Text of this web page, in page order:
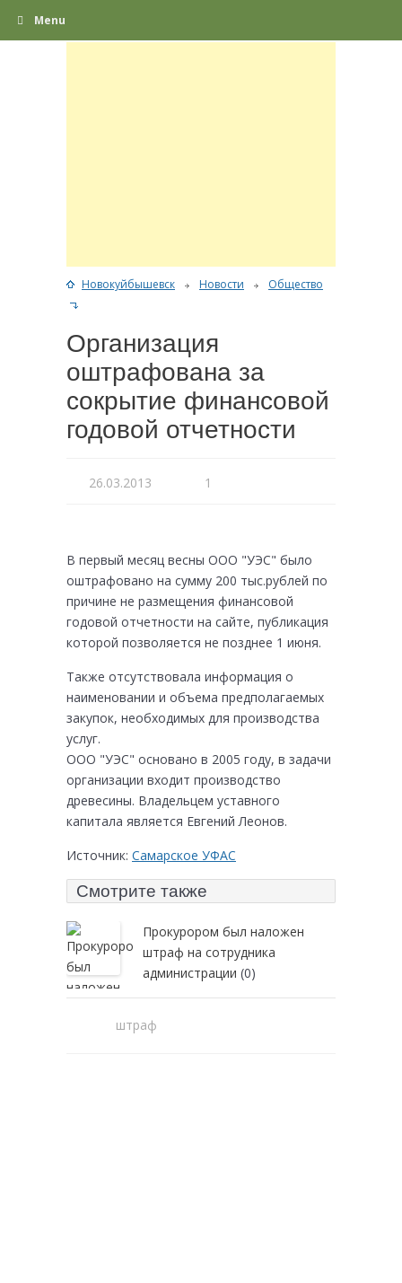
Menu
Новокуйбышевск Новости Общество
Организация
оштрафована за
сокрытие финансовой
годовой отчетности
26.03.2013 1
В первый месяц весны ООО "УЭС" было
оштрафовано на сумму 200 тыс.рублей по
причине не размещения финансовой
годовой отчетности на сайте, публикация
которой позволяется не позднее 1 июня.
Также отсутствовала информация о
наименовании и объема предполагаемых
закупок, необходимых для производства
услуг.
ООО "УЭС" основано в 2005 году, в задачи
организации входит производство
древесины. Владельцем уставного
капитала является Евгений Леонов.
Источник: Самарское УФАС
Смотрите также
Прокурором был наложен
штраф на сотрудника
администрации (0)
штраф